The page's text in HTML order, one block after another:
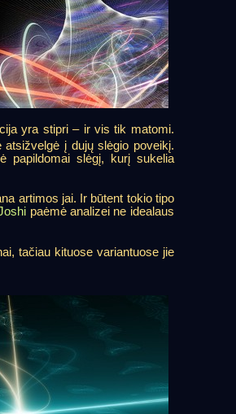
yra stipri – ir vis tik matomi.
į dujų slėgio poveikį.
papildomai slėgį, kurį sukelia
artimos jai. Ir būtent tokio tipo
paėmė analizei ne idealaus
tačiau kituose variantuose jie